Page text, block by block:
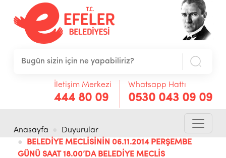
İletişim Merkezi
444 80 09
Whatsapp Hattı
0530 043 09 09
Anasayfa
Duyurular
BELEDİYE MECLİSİNİN 06.11.2014 PERŞEMBE
GÜNÜ SAAT 18.00’DA BELEDİYE MECLİS